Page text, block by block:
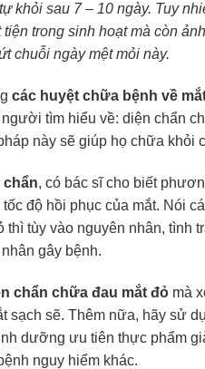
khỏi sau 7 – 10 ngày. Tuy
trong sinh hoạt mà còn
chuỗi ngày mệt mỏi này.
các huyệt chữa bệnh về
tìm hiểu về: diện chẩn
này sẽ giúp họ chữa khỏi
chẩn, có bác sĩ cho biết
độ hồi phục của mắt. Nói
thì tùy vào nguyên nhân,
gây bệnh.
chẩn chữa đau mắt đỏmà
sạch sẽ. Thêm nữa, hãy sử
dưỡng ưu tiên thực phẩm
nguy hiểm khác.